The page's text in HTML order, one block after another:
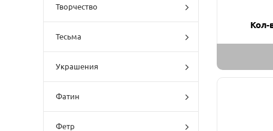
Творчество
Тесьма
Украшения
Фатин
Фетр
Кол-